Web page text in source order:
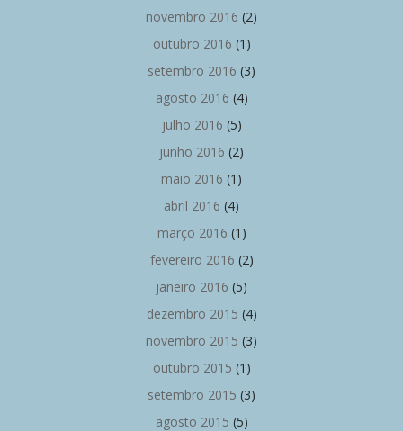
novembro 2016 (2)
outubro 2016 (1)
setembro 2016 (3)
agosto 2016 (4)
julho 2016 (5)
junho 2016 (2)
maio 2016 (1)
abril 2016 (4)
março 2016 (1)
fevereiro 2016 (2)
janeiro 2016 (5)
dezembro 2015 (4)
novembro 2015 (3)
outubro 2015 (1)
setembro 2015 (3)
agosto 2015 (5)